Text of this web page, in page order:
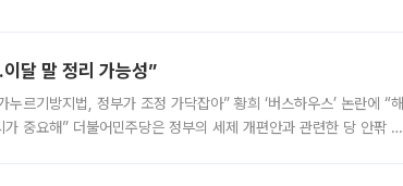
달 말 정리 가능성”
르기방지법, 정부가 조정 가닥잡아” 황희 ‘버스하우스’ 논란에 “해
중요해” 더불어민주당은 정부의 세제 개편안과 관련한 당 안팎 의